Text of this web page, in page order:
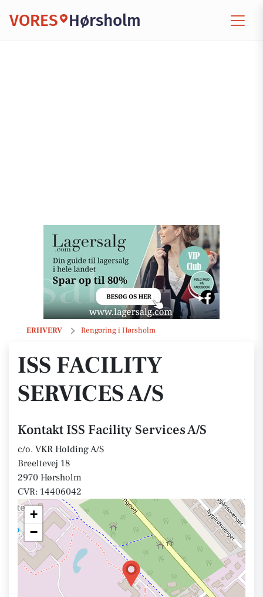
VORES Hørsholm
ERHVERV Rengøring i Hørsholm
ISS Facility Services A/S
ISS FACILITY
SERVICES A/S
Kontakt ISS Facility Services A/S
c/o. VKR Holding A/S
Breeltevej 18
2970 Hørsholm
CVR: 14406042
+
−